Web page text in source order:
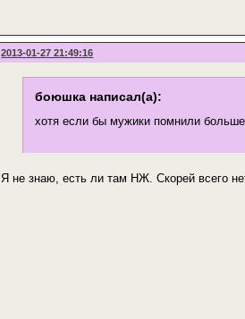
2013-01-27 21:49:16
боюшка написал(а):
хотя если бы мужики помнили
Я не знаю, есть ли там НЖ. Скорей всего